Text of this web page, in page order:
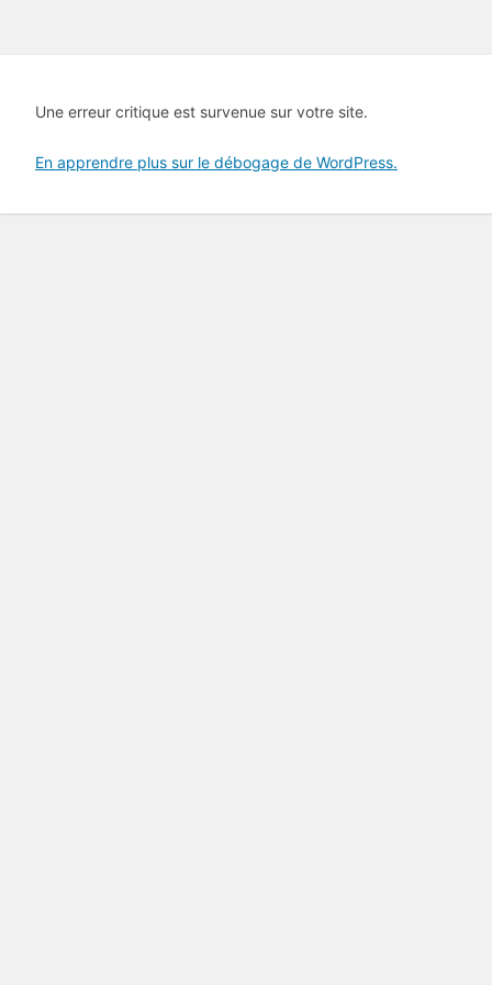
Une erreur critique est survenue sur votre site.
En apprendre plus sur le débogage de WordPress.